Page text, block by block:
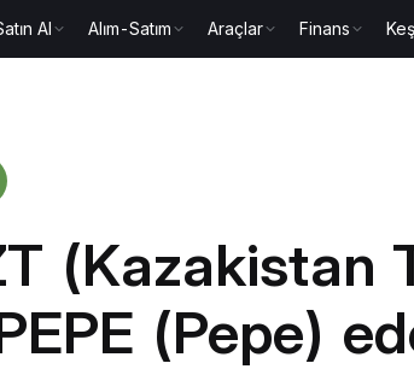
Al Alım-Satım Araçlar Finans
(Kazakistan
(Pepe)